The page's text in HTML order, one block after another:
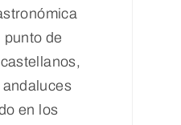
punto de
en los